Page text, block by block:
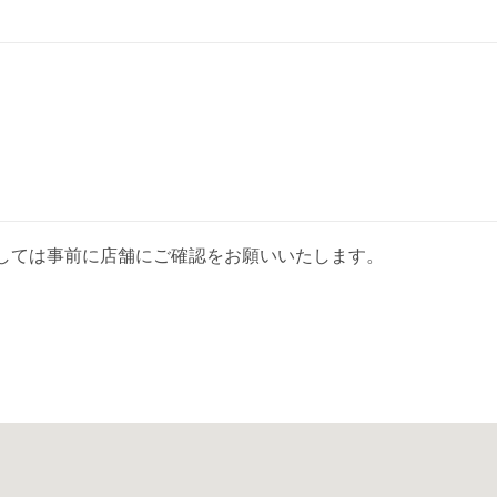
は事前に店舗にご確認をお願いいたします。